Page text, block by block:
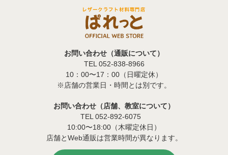
お問い合わせ（通販について）
TEL 052-838-8966
10：00〜17：00（日曜定休）
※店舗の営業日・時間とは別です。
お問い合わせ（店舗、教室について）
TEL 052-892-6075
10:00〜18:00（木曜定休日）
店舗とWeb通販は営業時間が異なります。